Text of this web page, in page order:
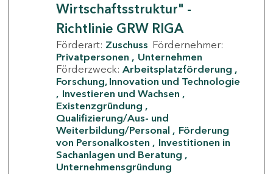
Wirtschaftsstruktur" -
Richtlinie GRW RIGA
Förderart: Zuschuss Fördernehmer:
Privatpersonen
Unternehmen
Förderzweck: Arbeitsplatzförderung
Forschung, Innovation und Technologie
Investieren und Wachsen
Existenzgründung
Qualifizierung/Aus- und
Weiterbildung/Personal
Förderung
von Personalkosten
Investitionen in
Sachanlagen und Beratung
Unternehmensgründung